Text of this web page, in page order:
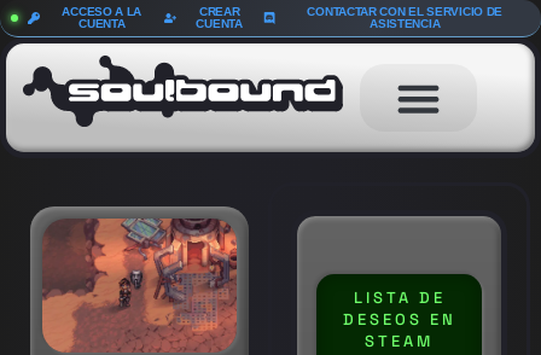
ACCESO A LA
CUENTA
CREAR
CUENTA
CONTACTAR CON EL SERVICIO DE
ASISTENCIA
LISTA DE
DESEOS EN
STEAM